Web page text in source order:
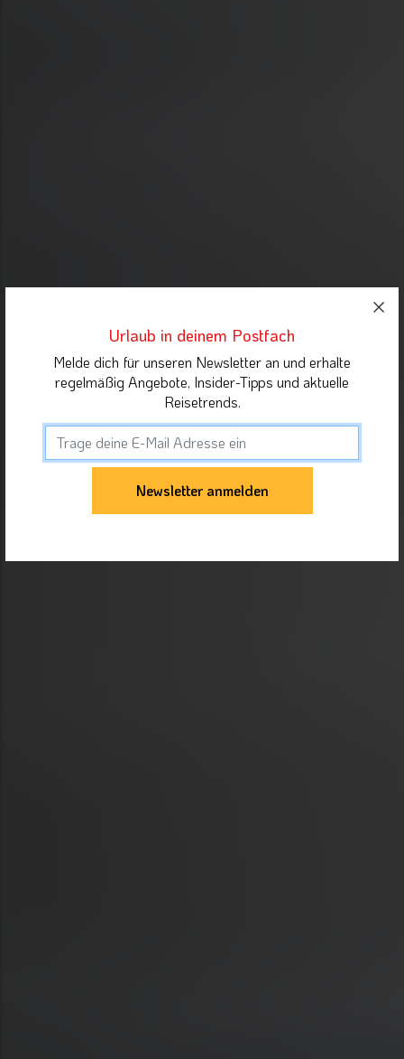
Urlaub in deinem Postfach
Melde dich für unseren Newsletter an und erhalte
regelmäßig Angebote, Insider-Tipps und aktuelle
Reisetrends.